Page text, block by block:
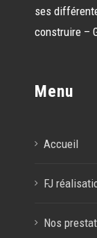
ses
construire –
Menu
Accueil
FJ
Nos